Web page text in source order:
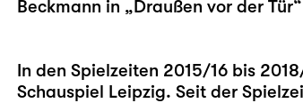
Beckmann in „Draußen vor der
In den Spielzeiten 2015/16 bis
Schauspiel Leipzig. Seit der